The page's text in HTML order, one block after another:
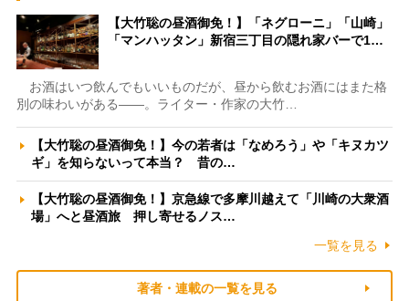
【大竹聡の昼酒御免！】「ネグローニ」「山崎」
「マンハッタン」新宿三丁目の隠れ家バーで1…
お酒はいつ飲んでもいいものだが、昼から飲むお酒にはまた格
別の味わいがある――。ライター・作家の大竹…
【大竹聡の昼酒御免！】今の若者は「なめろう」や「キヌカツ
ギ」を知らないって本当？ 昔の…
【大竹聡の昼酒御免！】京急線で多摩川越えて「川崎の大衆酒
場」へと昼酒旅 押し寄せるノス…
一覧を見る
著者・連載の一覧を見る